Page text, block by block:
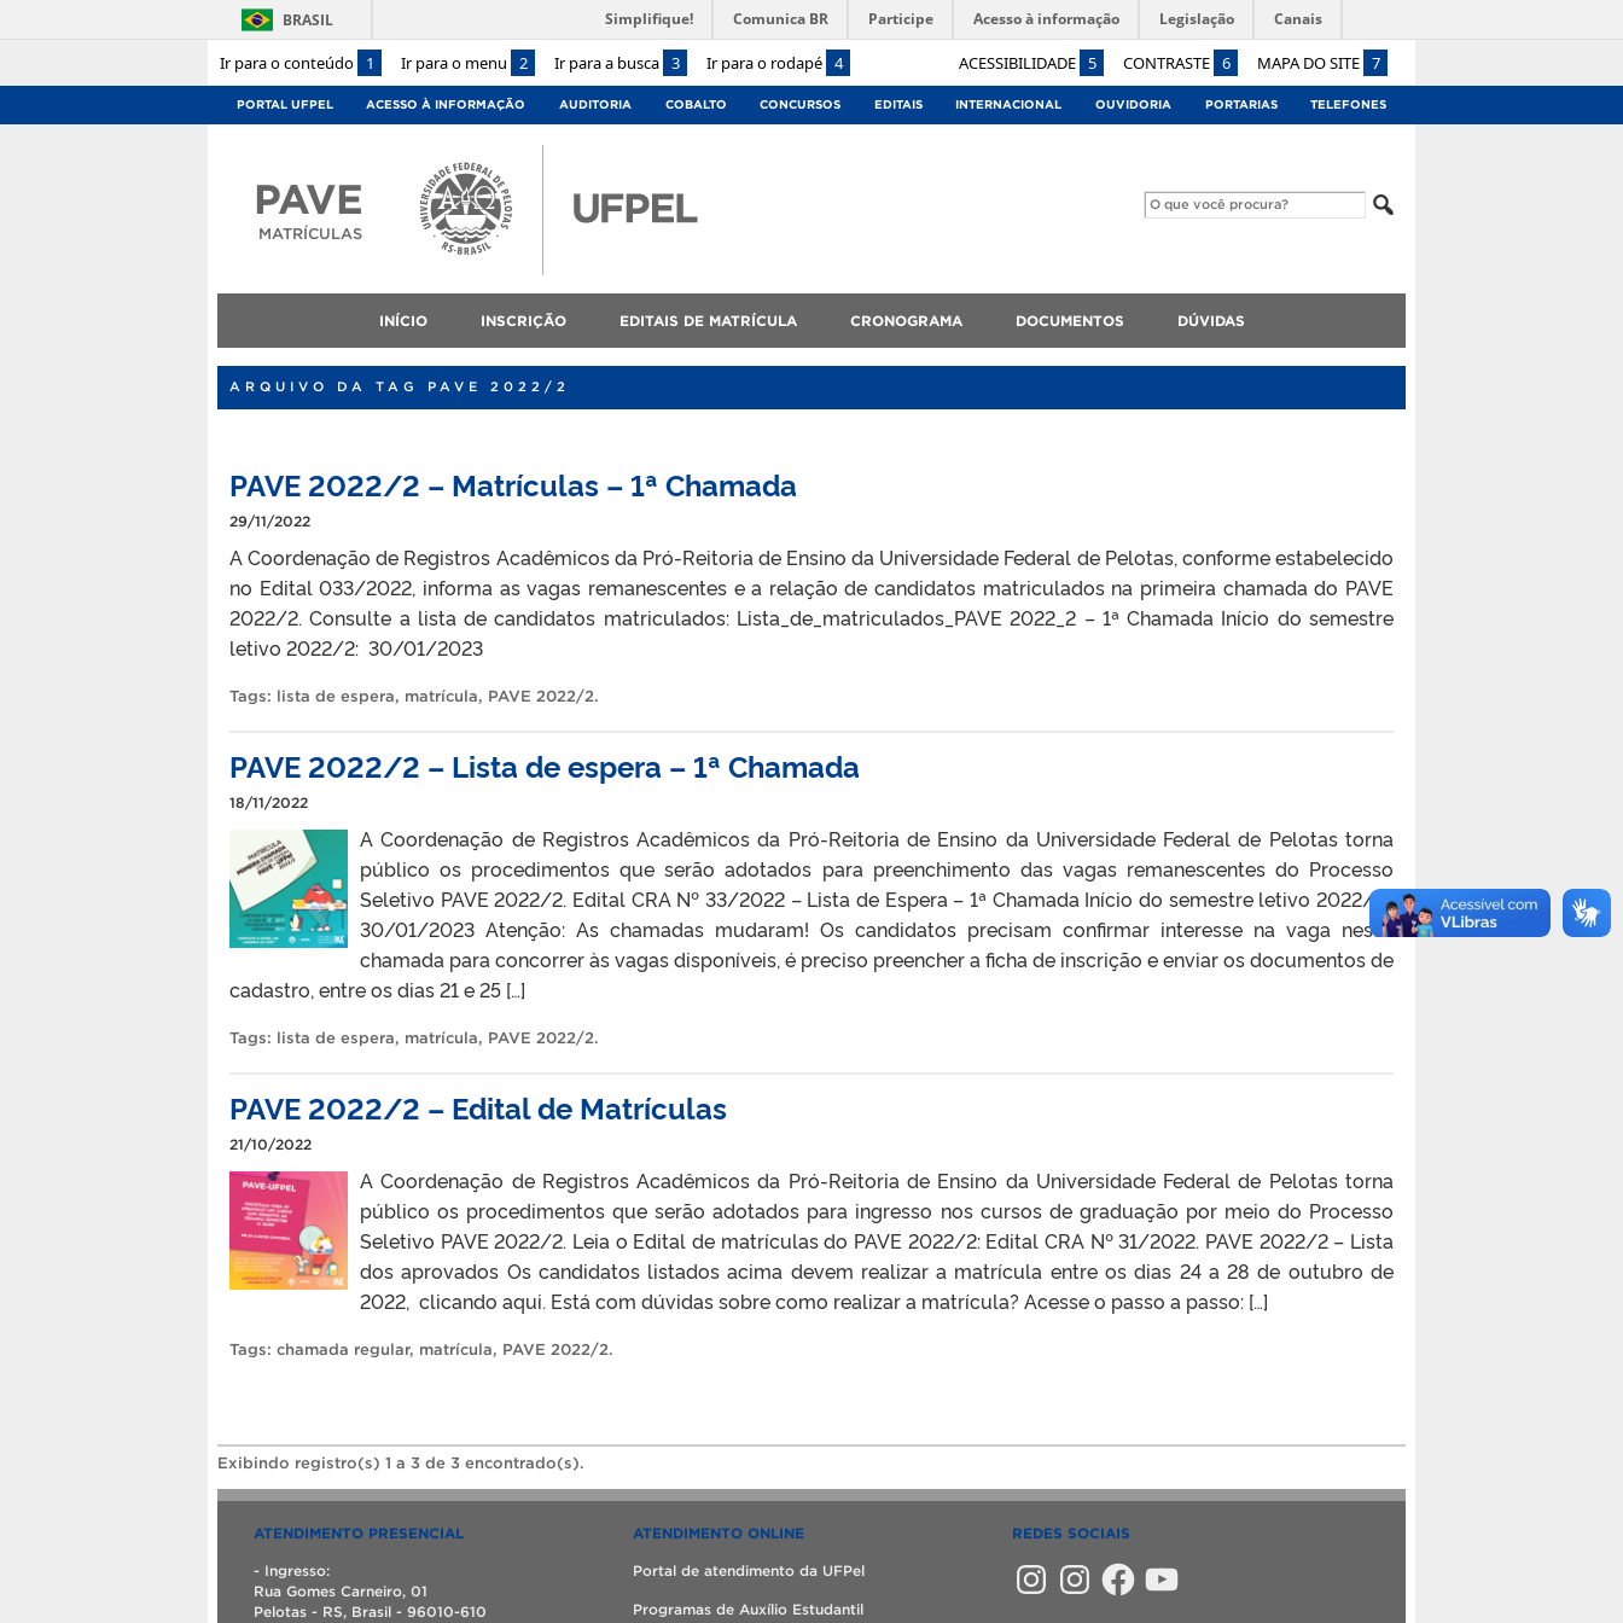
Ir para o conteúdo 1 Ir para o menu 2 Ir para a busca 3 Ir para o rodapé 4 ACESSIBILIDADE 5 CONTRASTE 6 MAPA DO SITE 7
BRASIL Simplifique! Comunica BR Participe Acesso à informação Legislação Canais
PORTAL UFPEL ACESSO À INFORMAÇÃO AUDITORIA COBALTO CONCURSOS EDITAIS INTERNACIONAL OUVIDORIA PORTARIAS TELEFONES
PAVE
MATRÍCULAS
INÍCIO INSCRIÇÃO EDITAIS DE MATRÍCULA CRONOGRAMA DOCUMENTOS DÚVIDAS
ARQUIVO DA TAG PAVE 2022/2
PAVE 2022/2 – Matrículas – 1ª Chamada
29/11/2022
A Coordenação de Registros Acadêmicos da Pró-Reitoria de Ensino da Universidade Federal de Pelotas, conforme estabelecido
no Edital 033/2022, informa as vagas remanescentes e a relação de candidatos matriculados na primeira chamada do PAVE
2022/2. Consulte a lista de candidatos matriculados: Lista_de_matriculados_PAVE 2022_2 – 1ª Chamada Início do semestre
letivo 2022/2: 30/01/2023
Tags: lista de espera, matrícula, PAVE 2022/2.
PAVE 2022/2 – Lista de espera – 1ª Chamada
18/11/2022
A Coordenação de Registros Acadêmicos da Pró-Reitoria de Ensino da Universidade Federal de Pelotas torna
público os procedimentos que serão adotados para preenchimento das vagas remanescentes do Processo
Seletivo PAVE 2022/2. Edital CRA Nº 33/2022 – Lista de Espera – 1ª Chamada Início do semestre letivo 2022/2:
30/01/2023 Atenção: As chamadas mudaram! Os candidatos precisam confirmar interesse na vaga nessa
chamada para concorrer às vagas disponíveis, é preciso preencher a ficha de inscrição e enviar os documentos de
cadastro, entre os dias 21 e 25 […]
Tags: lista de espera, matrícula, PAVE 2022/2.
PAVE 2022/2 – Edital de Matrículas
21/10/2022
A Coordenação de Registros Acadêmicos da Pró-Reitoria de Ensino da Universidade Federal de Pelotas torna
público os procedimentos que serão adotados para ingresso nos cursos de graduação por meio do Processo
Seletivo PAVE 2022/2. Leia o Edital de matrículas do PAVE 2022/2: Edital CRA Nº 31/2022. PAVE 2022/2 – Lista
dos aprovados Os candidatos listados acima devem realizar a matrícula entre os dias 24 a 28 de outubro de
2022, clicando aqui. Está com dúvidas sobre como realizar a matrícula? Acesse o passo a passo: […]
Tags: chamada regular, matrícula, PAVE 2022/2.
Exibindo registro(s) 1 a 3 de 3 encontrado(s).
ATENDIMENTO PRESENCIAL
- Ingresso:
Rua Gomes Carneiro, 01
Pelotas - RS, Brasil - 96010-610
ATENDIMENTO ONLINE
Portal de atendimento da UFPel
Programas de Auxílio Estudantil
REDES SOCIAIS
InstagramInstagramFacebookYouTube